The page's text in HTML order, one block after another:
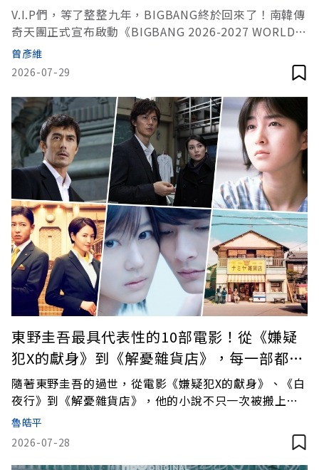
V.I.P們，等了整整九年，BIGBANG終於回來了！南韓傳
奇天團正式宣布啟動《BIGBANG 2026-2027 WORLD
TOUR < XX : COSMOS >》全球世界巡演，台北場確定
於2026年10月10日（六）、11日（日）雙十國慶連假
在台北大巨蛋連唱兩場，由主辦單位超級圓頂（Super
Dome）主辦、採Ticket Plus遠大售票系統。今（29）
日主辦單位正式公開票價與五階段售票資訊，最高票價
9,430元，V.I.P會員最快可在8月17日優先搶票，全面開
賣時間為8月20日上午10點。演唱會韓國最強第二代天
團重磅回歸，《遠見》整理完整搶票懶人包，帶你一次
看懂！
曾彥維
2026-07-29
東野圭吾最具代表性的10部電影！從《嫌疑
犯X的獻身》到《解憂雜貨店》，每一部都是
經典
隨著東野圭吾的過世，從電影《嫌疑犯X的獻身》、《白
夜行》到《解憂雜貨店》，他的小說不只一次被搬上大
銀幕，也讓觀眾看見推理故事之外，更深刻的人性、情
感與命運。這10部最值得懷念的東野圭吾改編電影，究
竟有哪些作品不能錯過？
魯皓平
2026-07-28